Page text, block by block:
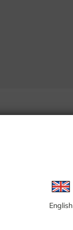
English